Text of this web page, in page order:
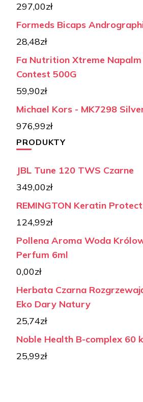
297,00zł
Formeds Bicaps
28,48zł
Fa Nutrition Xtreme
Contest 500G
59,90zł
Michael Kors - MK7298
976,99zł
PRODUKTY
JBL Tune 120 TWS Czarne
349,00zł
REMINGTON Keratin
124,99zł
Pollena Aroma Woda
Perfum 6ml
0,00zł
Herbata Czarna
Eko Dary Natury
25,74zł
Noble Health B-complex 60
25,99zł